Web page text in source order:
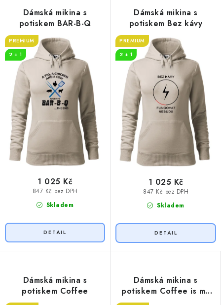
Dámská mikina s
potiskem BAR-B-Q
PREMIUM
2 + 1
Skladem
847 Kč bez DPH
1 025 Kč
Dámská mikina s
potiskem Bez kávy
PREMIUM
2 + 1
Skladem
847 Kč bez DPH
1 025 Kč
Dámská mikina s
potiskem Coffee
Dámská mikina s
potiskem Coffee is my